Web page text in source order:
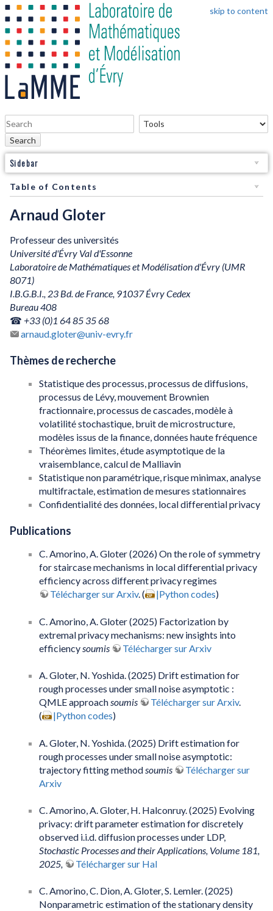
skip to content
Search
Sidebar
Table of Contents
Arnaud Gloter
Professeur des universités
Université d'Évry Val d'Essonne
Laboratoire de Mathématiques et Modélisation d'Évry (UMR
8071)
I.B.G.B.I., 23 Bd. de France, 91037 Évry Cedex
Bureau 408
☎ +33 (0)1 64 85 35 68
arnaud.gloter@univ-evry.fr
Thèmes de recherche
Statistique des processus, processus de diffusions,
processus de Lévy, mouvement Brownien
fractionnaire, processus de cascades, modèle à
volatilité stochastique, bruit de microstructure,
modèles issus de la finance, données haute fréquence
Théorèmes limites, étude asymptotique de la
vraisemblance, calcul de Malliavin
Statistique non paramétrique, risque minimax, analyse
multifractale, estimation de mesures stationnaires
Confidentialité des données, local differential privacy
Publications
C. Amorino, A. Gloter (2026) On the role of symmetry
for staircase mechanisms in local differential privacy
efficiency across different privacy regimes
Télécharger sur Arxiv. ( |Python codes)
C. Amorino, A. Gloter (2025) Factorization by
extremal privacy mechanisms: new insights into
efficiency soumis Télécharger sur Arxiv
A. Gloter, N. Yoshida. (2025) Drift estimation for
rough processes under small noise asymptotic :
QMLE approachsoumis Télécharger sur Arxiv.
(
|Python codes)
A. Gloter, N. Yoshida. (2025) Drift estimation for
rough processes under small noise asymptotic:
trajectory fitting method soumis
Télécharger sur
Arxiv
C. Amorino, A. Gloter, H. Halconruy. (2025) Evolving
privacy: drift parameter estimation for discretely
observed i.i.d. diffusion processes under LDP,
Stochastic Processes and their Applications, Volume 181,
2025,
Télécharger sur Hal
C. Amorino, C. Dion, A. Gloter, S. Lemler. (2025)
Nonparametric estimation of the stationary density